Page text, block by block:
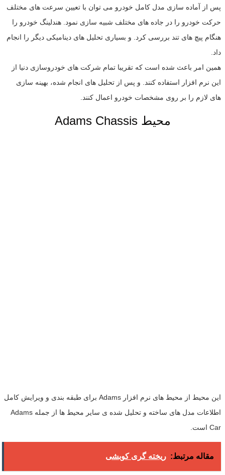
پس از آماده سازی مدل کامل خودرو می توان با تعیین سرعت های مختلف
حرکت خودرو را در جاده های مختلف شبیه سازی نمود. هندلینگ خودرو را
هنگام پیچ های تند بررسی کرد. و بسیاری تحلیل های دینامیکی دیگر را انجام
داد.
همین امر باعث شده است که تقریبا تمام شرکت های خودروسازی دنیا از
این نرم افزار استفاده کنند. و پس از تحلیل های انجام شده، بهینه سازی
های لازم را بر روی مشخصات خودرو اعمال کنند.
Adams Chassis محیط
این محیط از محیط های نرم افزار Adams برای طبقه بندی و ویرایش کامل
اطلاعات مدل های ساخته و تحلیل شده ی سایر محیط ها از جمله Adams
Car است.
مقاله مرتبط: ریخته گری کوبشی